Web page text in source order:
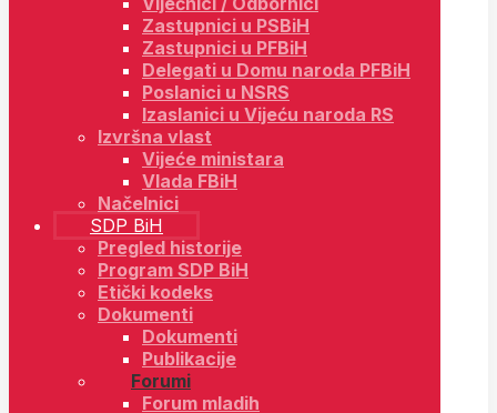
Zastupnici u PSBiH
Zastupnici u PFBiH
Delegati u Domu naroda PFBiH
Poslanici u NSRS
Izaslanici u Vijeću naroda RS
Izvršna vlast
Vijeće ministara
Vlada FBiH
Načelnici
SDP BiH
Pregled historije
Program SDP BiH
Etički kodeks
Dokumenti
Dokumenti
Publikacije
Forumi
Forum mladih